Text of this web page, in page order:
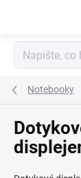
Notebooky